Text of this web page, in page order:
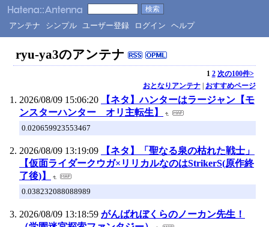
アンテナ シンプル ユーザー登録 ログイン ヘルプ
ryu-ya3のアンテナ
1 2 次の100件>
おとなりアンテナ| おすすめページ
2026/08/09 15:06:20
【ネタ】ハンターはラージャン【モ
ンスターハンター オリ主転生】
0.020659923553467
2026/08/09 13:19:09
【ネタ】「聖なる泉の枯れた戦士」
【仮面ライダークウガ×リリカルなのはStrikerS(原作終
了後)】
0.038232088088989
2026/08/09 13:18:59 がんばれぼくらのノーカン先生！